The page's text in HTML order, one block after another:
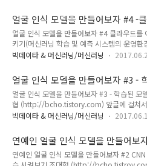
포맷과 함께 많이 ..
이썬의 일반 자료형이 아니기 때문에, 파이썬
제였는데, 포기하고 있다가 다른 코드를 보
아서, 정리해놓는다. tf.contrib.lookup 에 이
있다.https://www.tensorflow.org/
열 인덱스..
얼굴 인식 모델을 만들어보자 #4 -
용하여 학습 시키기
얼굴 인식 모델을 만들어보자 #4 클라우드를
키기(머신러닝 학습 및 예측 시스템의 운영환
(http://bcho.tistory.com) 앞에서 모델을 만
로 포팅을 하고자 한다. 로컬 환경 대비 실제
할때 고려해야 하는 사항은 대규모 학습 데이
는 공간대규모 학습 데이타를 전처리하기 위
이 내용은 이미 http://bcho.tistory.com/
대규모 학습 데이타를 빠르게 학습 시킬 수 있
의 요건을 만족하면서 텐서플로우로 환경을 올
러..
빅데이타 & 머신러닝/머신러닝
얼굴 인식 모델을 만들어보자 #3 -
예측하기
얼굴 인식 모델을 만들어보자 #3 - 학습된 모
협 (http://bcho.tistory.com) 앞글에 걸쳐서
데이타를 수집 및 정재하고, 이를 기반으로 얼
발 및 학습 시키기http://bcho.tistory.com/
준비하고 이번글에서는 학습이 된 데이타를
서 실제로 인식하는 코드를 만들어보자전체
빅데이타 & 머신러닝/머신러닝
연예인 얼굴 인식 모델을 만들어보
모델을 만들고 학습시켜 보자
연예인 얼굴 인식 모델을 만들어보자 #2